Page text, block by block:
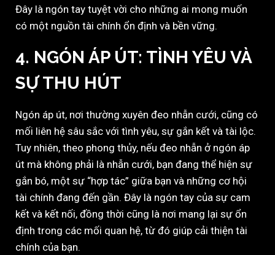
Đây là ngón tay tuyệt vời cho những ai mong muốn
có một nguồn tài chính ổn định và bền vững.
4. NGÓN ÁP ÚT: TÌNH YÊU VÀ
SỰ THU HÚT
Ngón áp út, nơi thường xuyên đeo nhẫn cưới, cũng có
mối liên hệ sâu sắc với tình yêu, sự gắn kết và tài lộc.
Tuy nhiên, theo phong thủy, nếu đeo nhẫn ở ngón áp
út mà không phải là nhẫn cưới, bạn đang thể hiện sự
gắn bó, một sự “hợp tác” giữa bạn và những cơ hội
tài chính đang đến gần. Đây là ngón tay của sự cam
kết và kết nối, đồng thời cũng là nơi mang lại sự ổn
định trong các mối quan hệ, từ đó giúp cải thiện tài
chính của bạn.